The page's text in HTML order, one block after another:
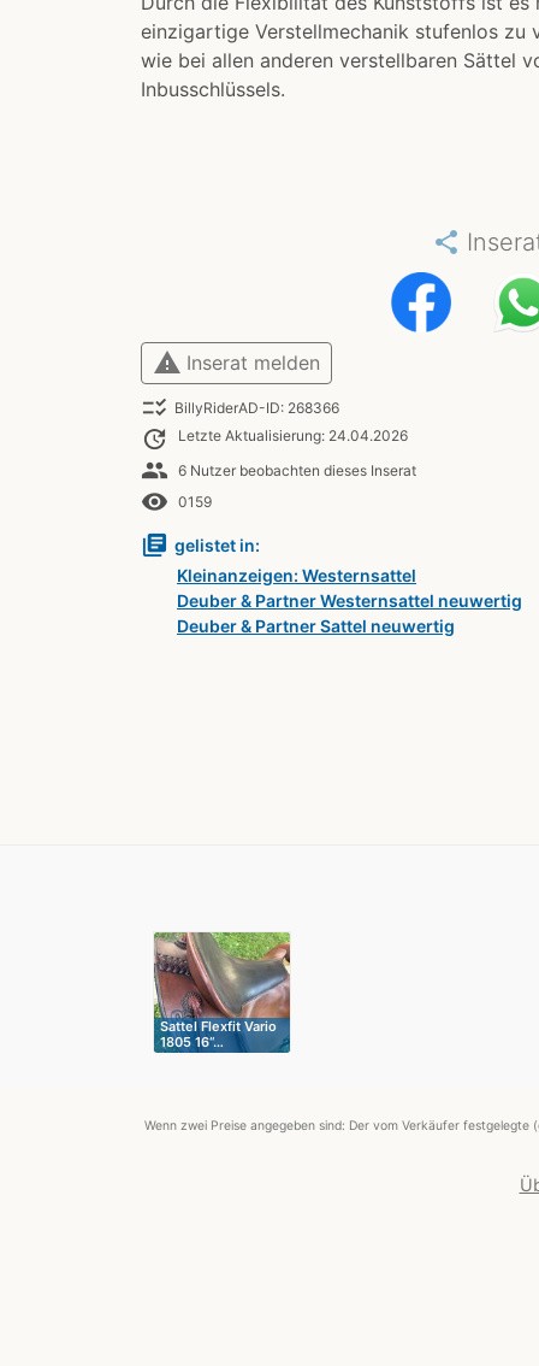
einzigartige Verstellmechanik stufenlos zu
wie bei allen anderen verstellbaren Sättel
Inbusschlüssels.
share
warning Inserat melden
checklist_rtl BillyRiderAD-ID: 268366
update Letzte Aktualisierung: 24.04.2026
people 6 Nutzer beobachten dieses Inserat
remove_red_eye 0159
library_books gelistet in:
Kleinanzeigen: Westernsattel
Deuber & Partner Westernsattel neuwertig
Deuber & Partner Sattel neuwertig
Sattel Flexfit Vario
1805 16“…
Wenn zwei Preise angegeben sind: Der vom Verkäufer